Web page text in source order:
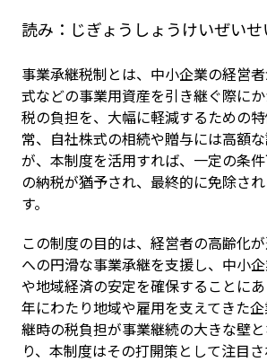
読み： じぎょうしょうけいぜいせ
事業承継税制とは、中小企業の経営
式などの事業用資産を引き継ぐ際に
税の負担を、大幅に軽減するための
常、自社株式の相続や贈与には高額
が、本制度を活用すれば、一定の条
の納税が猶予され、最終的に免除さ
す。
この制度の目的は、経営者の高齢化
への円滑な事業承継を支援し、中小
や地域経済の安定を確保することに
年にわたり地域や雇用を支えてきた
継時の税負担が事業継続の大きな壁
り、本制度はその打開策として注目さ